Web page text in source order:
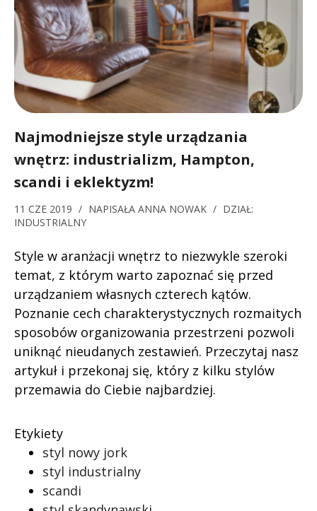
Najmodniejsze style urządzania
wnętrz: industrializm, Hampton,
scandi i eklektyzm!
11 CZE 2019 / NAPISAŁA ANNA NOWAK / DZIAŁ:
INDUSTRIALNY
Style w aranżacji wnętrz to niezwykle szeroki
temat, z którym warto zapoznać się przed
urządzaniem własnych czterech kątów.
Poznanie cech charakterystycznych rozmaitych
sposobów organizowania przestrzeni pozwoli
uniknąć nieudanych zestawień. Przeczytaj nasz
artykuł i przekonaj się, który z kilku stylów
przemawia do Ciebie najbardziej.
Etykiety
styl nowy jork
styl industrialny
scandi